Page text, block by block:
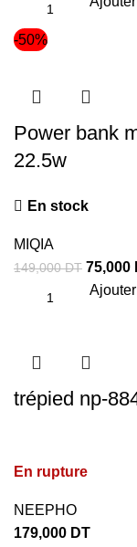
-50%
Power bank
22.5w
En stock
MIQIA
149,000DT 75,000
trépied np-
En rupture
NEEPHO
179,000 DT